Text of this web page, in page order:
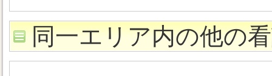
同一エリア内の他の